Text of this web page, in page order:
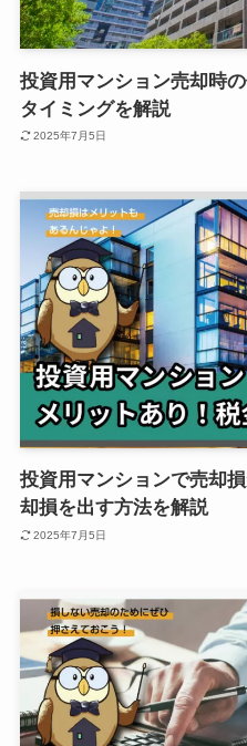
投資用マンション売却時
タイミングを解説
2025年7月5日
投資用マンションで売却
却損を出す方法を解説
2025年7月5日